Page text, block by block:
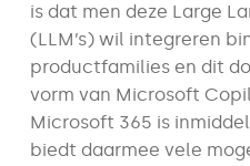
is dat men deze Large
(LLM’s) wil integreren
productfamilies en dit
vorm van Microsoft
Microsoft 365 is
biedt daarmee vele